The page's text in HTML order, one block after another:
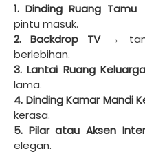
1. Dinding Ruang Tamu
pintu masuk.
2. Backdrop TV→
berlebihan.
3. Lantai Ruang Keluarga
lama.
4. Dinding Kamar Mandi
kerasa.
5. Pilar atau Aksen
elegan.